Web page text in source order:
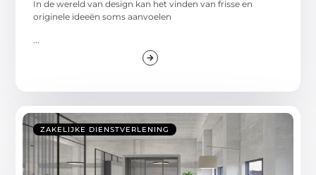
In de wereld van design kan het vinden van frisse en
originele ideeën soms aanvoelen
ZAKELIJKE DIENSTVERLENING